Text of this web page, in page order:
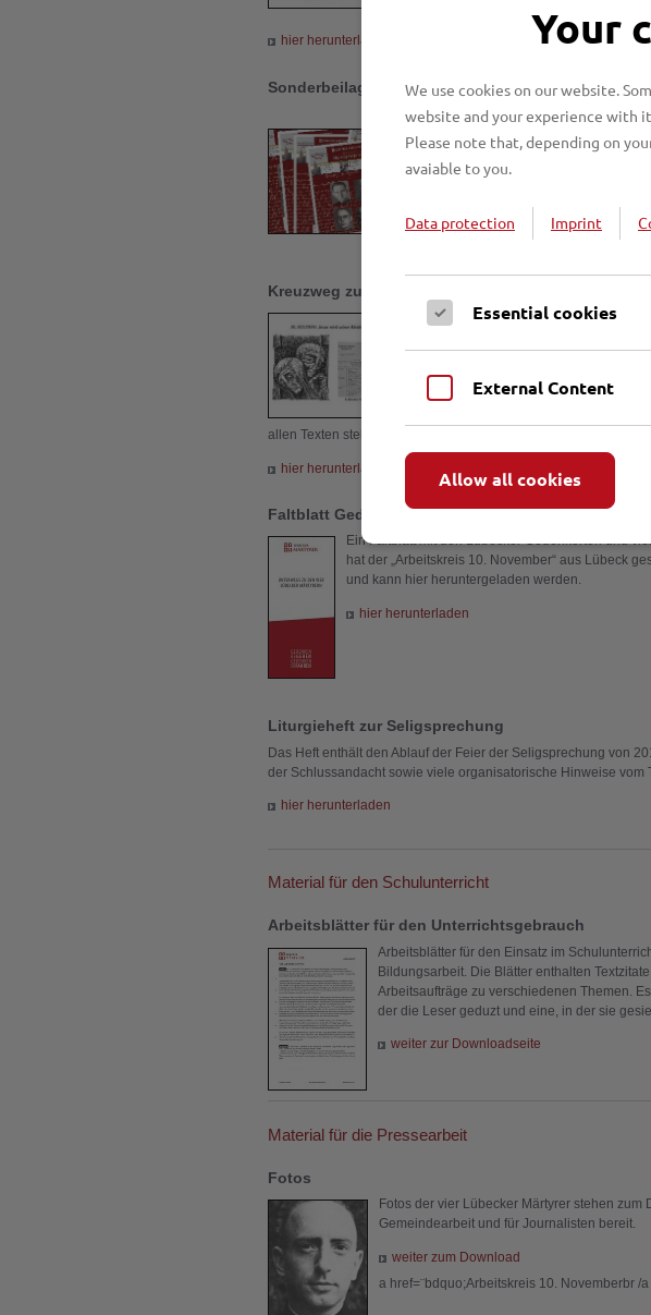
hier herunterladen
Sonderbeilage der Neuen Kirchenzeitung
Die Neue Kirchenzeitung,
hat anlässlich der Seligsprechung
herausgegeben. Aus dem Inhalt:
Abschiedsbriefen, Interviews und und
hier herunterladen
Kreuzweg zu den Lübecker Märtyrern
Pfarrer Markus Diederich, Geesthacht,
Diakon Horst Elsner, die Fotos aus
Ablauf, die Bildfolge und ein
allen Texten stellen wir hier zur Verfügung.
hier herunterladen
Faltblatt Gedenkweg
Ein Faltblatt mit den Lübecker Gedenkorten und
hat der „Arbeitskreis 10. November“ aus Lübeck
und kann hier heruntergeladen werden.
hier herunterladen
Liturgieheft zur Seligsprechung
Das Heft enthält den Ablauf der Feier der Seligsprechung von
der Schlussandacht sowie viele organisatorische Hinweise vom
hier herunterladen
Material für den Schulunterricht
Arbeitsblätter für den Unterrichtsgebrauch
Arbeitsblätter für den Einsatz im
Bildungsarbeit. Die Blätter enthalten
Arbeitsaufträge zu verschiedenen Themen.
der die Leser geduzt und eine, in der sie
weiter zur Downloadseite
Material für die Pressearbeit
Fotos
Fotos der vier Lübecker Märtyrer stehen zum
Gemeindearbeit und für Journalisten bereit.
weiter zum Download
a href=¨bdquo;Arbeitskreis 10. Novemberbr /
Your
We use cookies on our website.
website and your experience with
Please note that, depending on
avaiable to you.
Data protection Imprint
Essential cookies
External Content
Allow all cookies